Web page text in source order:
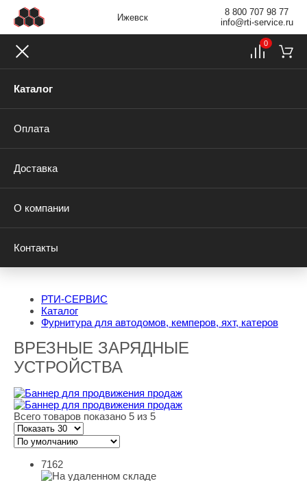
Ижевск
8 800 707 98 77
info@rti-service.ru
Каталог
Оплата
Доставка
О компании
Контакты
0
РТИ-СЕРВИС
Каталог
Фурнитура для автодомов, кемперов, яхт, катеров
ВРЕЗНЫЕ ЗАРЯДНЫЕ
УСТРОЙСТВА
Всего товаров показано 5 из 5
Универсальное зарядное устройство с
7162